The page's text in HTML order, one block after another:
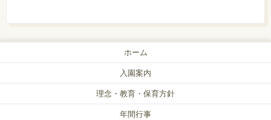
ホーム
入園案内
理念・教育・保育方針
年間行事